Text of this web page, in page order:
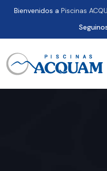
Bienvenidos a Piscinas